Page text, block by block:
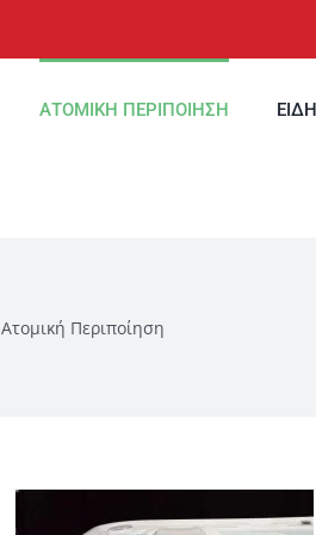
ΑΤΟΜΙΚΗ ΠΕΡΙΠΟΙΗΣΗ
Ατομική Περιποίηση